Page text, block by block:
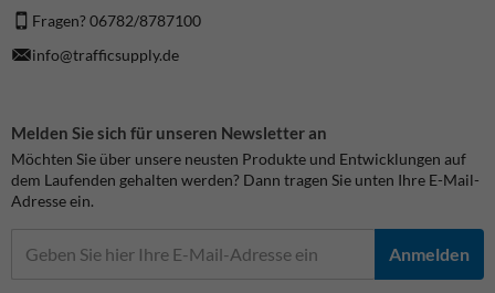
Fragen? 06782/8787100
info@trafficsupply.de
Melden Sie sich für unseren Newsletter an
Möchten Sie über unsere neusten Produkte und Entwicklungen auf
dem Laufenden gehalten werden? Dann tragen Sie unten Ihre E-Mail-
Adresse ein.
Anmelden